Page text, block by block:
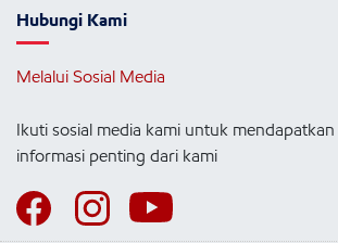
Hubungi Kami
Melalui Sosial Media
Ikuti sosial media kami untuk
informasi penting dari kami